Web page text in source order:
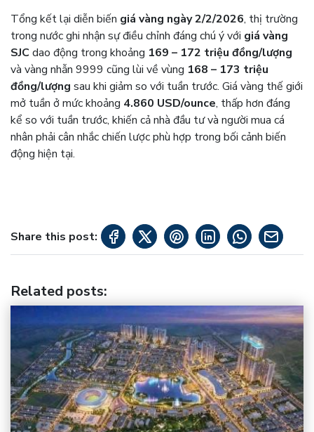
Tổng kết lại diễn biến giá vàng ngày 2/2/2026, thị trường
trong nước ghi nhận sự điều chỉnh đáng chú ý với giá vàng
SJC dao động trong khoảng 169 – 172 triệu đồng/lượng
và vàng nhẫn 9999 cũng lùi về vùng 168 – 173 triệu
đồng/lượng sau khi giảm so với tuần trước. Giá vàng thế giới
mở tuần ở mức khoảng 4.860 USD/ounce, thấp hơn đáng
kể so với tuần trước, khiến cả nhà đầu tư và người mua cá
nhân phải cân nhắc chiến lược phù hợp trong bối cảnh biến
động hiện tại.
Share this post:
Related posts: